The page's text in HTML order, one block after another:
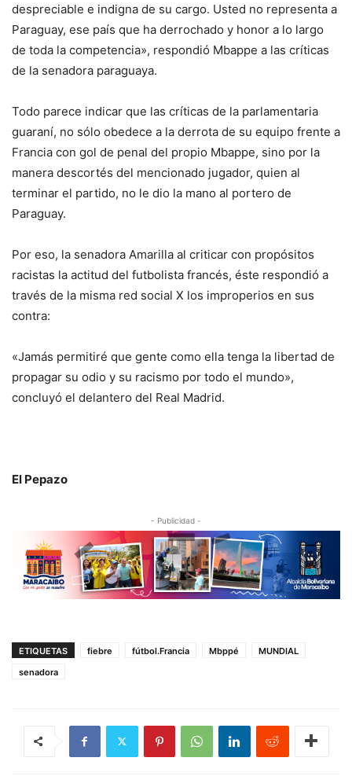
despreciable e indigna de su cargo. Usted no representa a
Paraguay, ese país que ha derrochado y honor a lo largo
de toda la competencia», respondió Mbappe a las críticas
de la senadora paraguaya.
Todo parece indicar que las críticas de la parlamentaria
guaraní, no sólo obedece a la derrota de su equipo frente a
Francia con gol de penal del propio Mbappe, sino por la
manera descortés del mencionado jugador, quien al
terminar el partido, no le dio la mano al portero de
Paraguay.
Por eso, la senadora Amarilla al criticar con propósitos
racistas la actitud del futbolista francés, éste respondió a
través de la misma red social X los improperios en sus
contra:
«Jamás permitiré que gente como ella tenga la libertad de
propagar su odio y su racismo por todo el mundo»,
concluyó el delantero del Real Madrid.
El Pepazo
- Publicidad -
ETIQUETAS fiebre fútbol.Francia Mbppé
MUNDIAL
senadora